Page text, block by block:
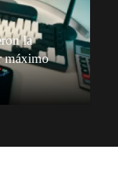
la
máximo